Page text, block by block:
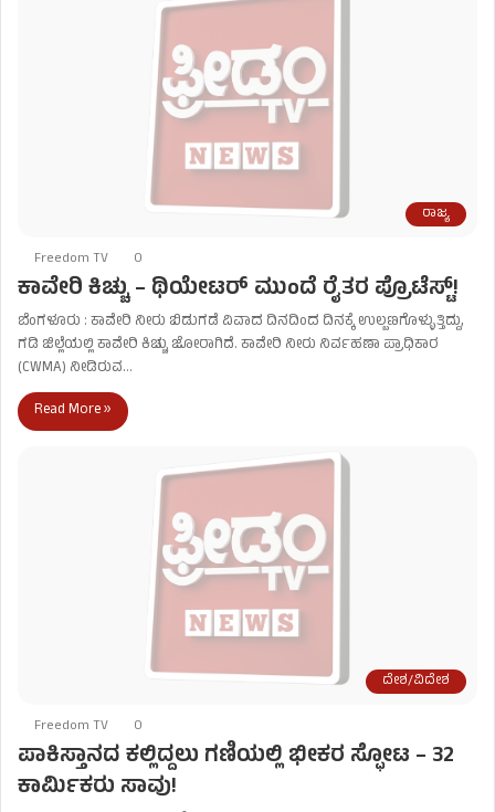
ರಾಜ್ಯ
Freedom TV 0
ಕಾವೇರಿ ಕಿಚ್ಚು – ಥಿಯೇಟರ್ ಮುಂದೆ ರೈತರ ಪ್ರೊಟೆಸ್ಟ್!
ಬೆಂಗಳೂರು : ಕಾವೇರಿ ನೀರು ಬಿಡುಗಡೆ ವಿವಾದ ದಿನದಿಂದ ದಿನಕ್ಕೆ ಉಲ್ಬಣಗೊಳ್ಳುತ್ತಿದ್ದು,
ಗಡಿ ಜಿಲ್ಲೆಯಲ್ಲಿ ಕಾವೇರಿ ಕಿಚ್ಚು ಜೋರಾಗಿದೆ. ಕಾವೇರಿ ನೀರು ನಿರ್ವಹಣಾ ಪ್ರಾಧಿಕಾರ
(CWMA) ನೀಡಿರುವ…
Read More »
ದೇಶ/ವಿದೇಶ
Freedom TV 0
ಪಾಕಿಸ್ತಾನದ ಕಲ್ಲಿದ್ದಲು ಗಣಿಯಲ್ಲಿ ಭೀಕರ ಸ್ಫೋಟ – 32
ಕಾರ್ಮಿಕರು ಸಾವು!